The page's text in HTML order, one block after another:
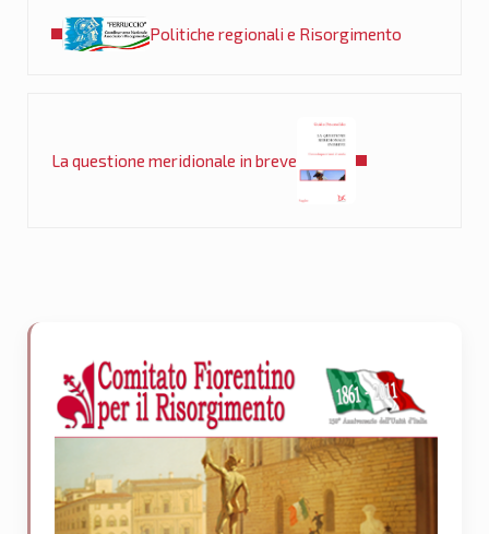
Politiche regionali e Risorgimento
La questione meridionale in breve
Sidebar